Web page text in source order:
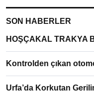
SON HABERLER
HOŞÇAKAL TRAKYA
Kontrolden çıkan
Urfa’da Korkutan